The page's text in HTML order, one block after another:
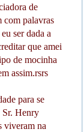
de
com palavras
ser dada a
que amei
de mocinha
assim.rsrs
para se
Sr. Henry
viveram na